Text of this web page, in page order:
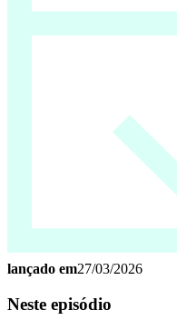
lançado em27/03/2026
Neste episódio